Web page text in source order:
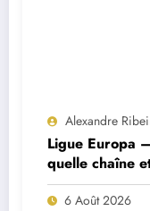
Alexandre
Ligue Europa
quelle chaîne
match ?
6 Août 2026